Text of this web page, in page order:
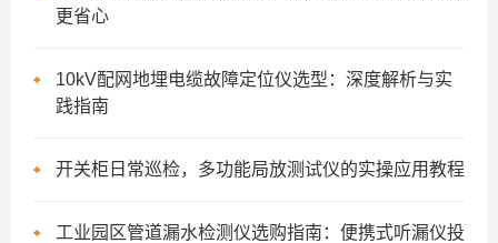
更省心
10kV配网地埋电缆故障定位仪选型：深度解析与实
践指南
开关柜日常巡检，多功能局放测试仪的实操应用教程
工业园区管道漏水检测仪选购指南：便携式听漏仪投